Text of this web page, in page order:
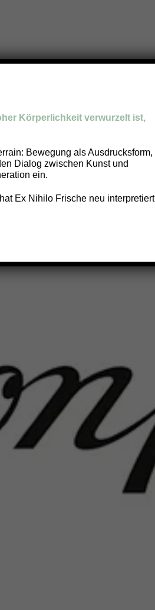
Körperlichkeit verwurzelt ist,
Bewegung als Ausdrucksform,
Dialog zwischen Kunst und
ein.
Ex Nihilo Frische neu interpretiert